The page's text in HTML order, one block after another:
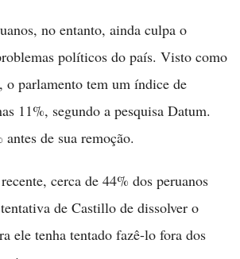
no entanto, ainda culpa o
políticos do país. Visto como
o parlamento tem um índice de
11%, segundo a pesquisa Datum.
de sua remoção.
cerca de 44% dos peruanos
de Castillo de dissolver o
ele tenha tentado fazê-lo fora dos